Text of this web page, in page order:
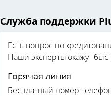
Служба поддержки
Есть вопрос по
Наши эксперты окажут
Горячая линия
Бесплатный номер